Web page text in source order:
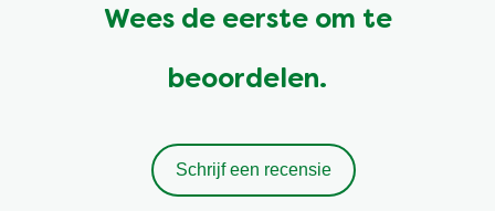
Wees de eerste om te
beoordelen.
Schrijf een recensie